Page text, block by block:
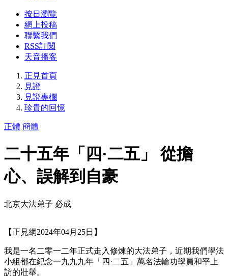
按日瀏覽
網上投稿
聯繫我們
RSS訂閱
天音播客
正見首頁
見證
見證專欄
珍貴的回憶
正體 簡體
二十五年「四·二五」 從擔
心、誤解到自豪
北京大法弟子 必成
【正見網2024年04月25日】
我是一名二零一二年正式走入修煉的大法弟子，近期我們學法
小組都在紀念一九九九年「四·二五」萬名法輪功學員和平上
訪的壯舉。